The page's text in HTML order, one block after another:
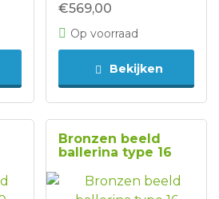
€569,00
Op voorraad
Bekijken
Bronzen beeld
ballerina type 16